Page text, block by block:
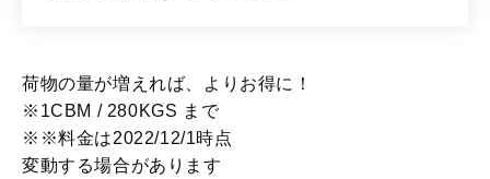
荷物の量が増えれば、よりお得に！
※1CBM / 280KGS まで
※ ※料金は2022/12/1時点
変動する場合があります